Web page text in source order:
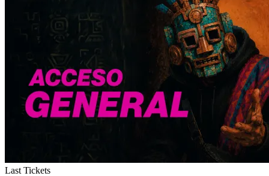
Last Tickets